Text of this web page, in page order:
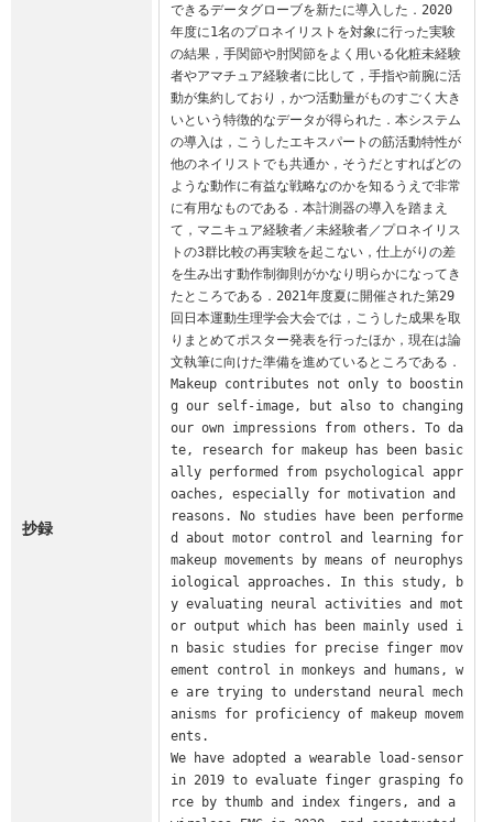
抄録
できるデータグローブを新たに導入した．2020
年度に1名のプロネイリストを対象に行った実験
の結果，手関節や肘関節をよく用いる化粧未経験
者やアマチュア経験者に比して，手指や前腕に活
動が集約しており，かつ活動量がものすごく大き
いという特徴的なデータが得られた．本システム
の導入は，こうしたエキスパートの筋活動特性が
他のネイリストでも共通か，そうだとすればどの
ような動作に有益な戦略なのかを知るうえで非常
に有用なものである．本計測器の導入を踏まえ
て，マニキュア経験者／未経験者／プロネイリス
トの3群比較の再実験を起こない，仕上がりの差
を生み出す動作制御則がかなり明らかになってき
たところである．2021年度夏に開催された第29
回日本運動生理学会大会では，こうした成果を取
りまとめてポスター発表を行ったほか，現在は論
文執筆に向けた準備を進めているところである．
Makeup contributes not only to boostin
g our self-image, but also to changing
our own impressions from others. To da
te, research for makeup has been basic
ally performed from psychological appr
oaches, especially for motivation and
reasons. No studies have been performe
d about motor control and learning for
makeup movements by means of neurophys
iological approaches. In this study, b
y evaluating neural activities and mot
or output which has been mainly used i
n basic studies for precise finger mov
ement control in monkeys and humans, w
e are trying to understand neural mech
anisms for proficiency of makeup movem
ents.
We have adopted a wearable load-sensor
in 2019 to evaluate finger grasping fo
rce by thumb and index fingers, and a